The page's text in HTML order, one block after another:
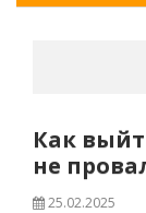
Как
не
25.02.2025